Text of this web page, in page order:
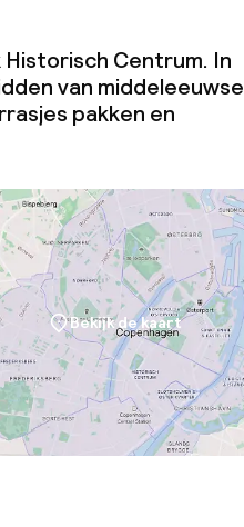
Centrum. In
van middeleeuwse
pakken en
Bekijk de kaart